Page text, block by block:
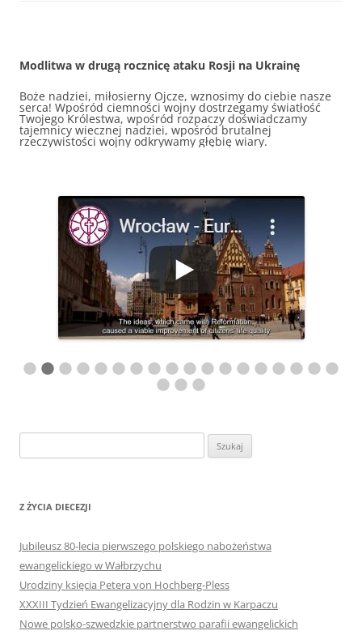
Modlitwa w drugą rocznicę ataku Rosji na Ukrainę
Boże nadziei, miłosierny Ojcze, wznosimy do ciebie nasze
serca! Wpośród ciemności wojny dostrzegamy światłość
Twojego Królestwa, wpośród rozpaczy doświadczamy
tajemnicy wiecznej nadziei, wpośród brutalnej
rzeczywistości wojny odkrywamy głębię wiary.
Z ŻYCIA DIECEZJI
Jubileusz 80-lecia pierwszego polskiego nabożeństwa
ewangelickiego w Wałbrzychu
Urodziny księcia Petera von Hochberg-Pless
XXXIII Tydzień Ewangelizacyjny dla Rodzin w Karpaczu
Nowe polsko-szwedzkie partnerstwo parafii ewangelickich